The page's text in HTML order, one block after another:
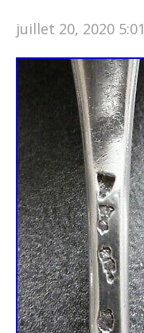
juillet 20, 2020 5:01